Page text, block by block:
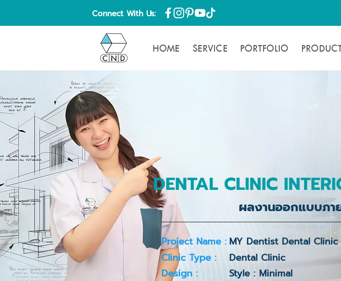
Connect With Us:
HOME SERVICE PORTFOLIO
DENTAL CLINIC
ผลงานออกแบบภ
Project Name : MY Dentist Dental Clinic
Clinic Type :
Dental Clinic
Design :
Style : Minimal